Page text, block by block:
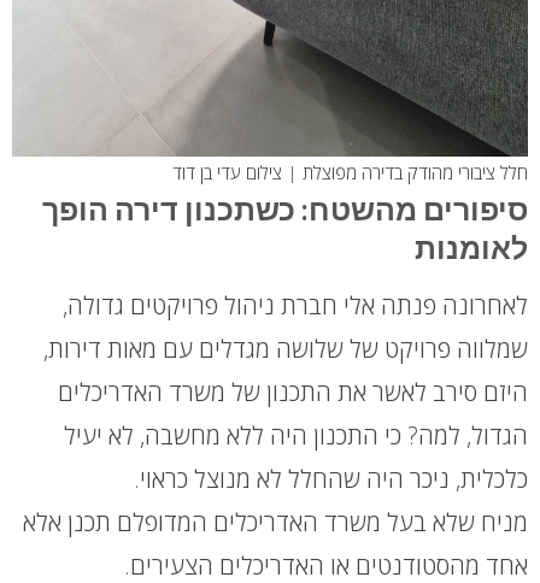
חלל ציבורי מהודק בדירה מפוצלת | צילום עדי בן דוד
סיפורים מהשטח: כשתכנון דירה הופך
לאומנות
לאחרונה פנתה אלי חברת ניהול פרויקטים גדולה,
שמלווה פרויקט של שלושה מגדלים עם מאות דירות,
היזם סירב לאשר את התכנון של משרד האדריכלים
הגדול, למה? כי התכנון היה ללא מחשבה, לא יעיל
כלכלית, ניכר היה שהחלל לא מנוצל כראוי.
מניח שלא בעל משרד האדריכלים המדופלם תכנן אלא
אחד מהסטודנטים או האדריכלים הצעירים.